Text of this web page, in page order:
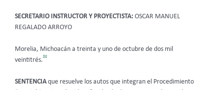
SECRETARIO INSTRUCTOR Y PROYECTISTA: OSCAR MANUEL
REGALADO ARROYO
Morelia, Michoacán a treinta y uno de octubre de dos mil
veintitrés.
[1]
SENTENCIAque resuelve los autos que integran el Procedimiento